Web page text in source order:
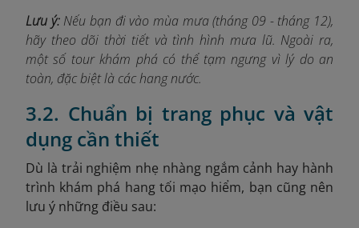
Lưu ý:Nếu bạn đi vào mùa mưa (tháng 09 - tháng 12),
hãy theo dõi thời tiết và tình hình mưa lũ. Ngoài ra,
một số tour khám phá có thể tạm ngưng vì lý do an
toàn, đặc biệt là các hang nước.
3.2. Chuẩn bị trang phục và vật
dụng cần thiết
Dù là trải nghiệm nhẹ nhàng ngắm cảnh hay hành
trình khám phá hang tối mạo hiểm, bạn cũng nên
lưu ý những điều sau: